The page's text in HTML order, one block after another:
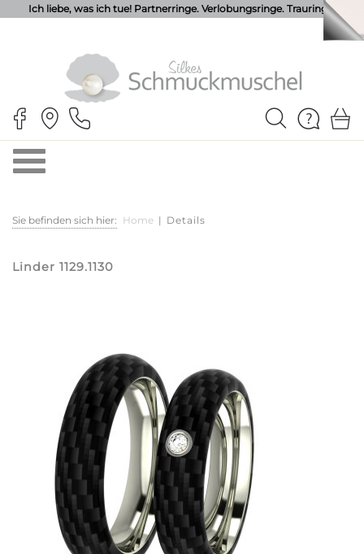
Ich liebe, was ich tue! Partnerringe. Verlobungsringe. Trauringe.
Sie befinden sich hier: Home | Details
Linder 1129.1130